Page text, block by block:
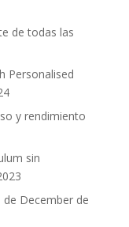
de todas las
Personalised
y rendimiento
sin
de December de